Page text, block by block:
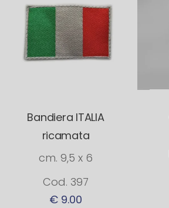
Bandiera ITALIA
ricamata
cm. 9,5 x 6
Cod. 397
€ 9.00